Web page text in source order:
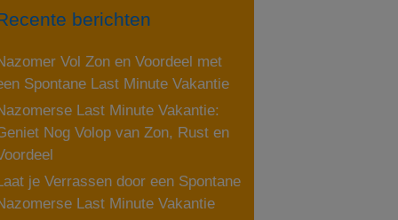
berichten
Vol Zon en Voordeel met
Spontane Last Minute Vakantie
Last Minute Vakantie:
Nog Volop van Zon, Rust en
je Verrassen door een Spontane
Last Minute Vakantie